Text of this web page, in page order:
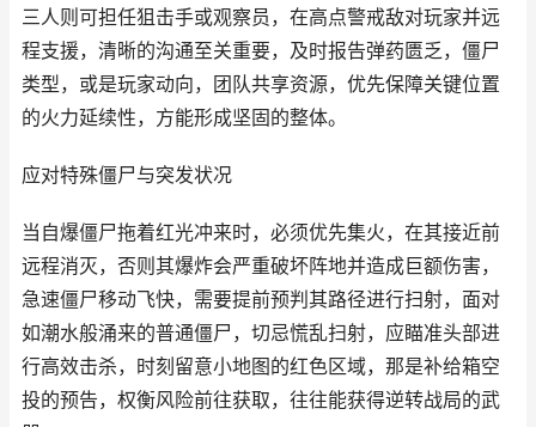
三人则可担任狙击手或观察员，在高点警戒敌对玩家并远
程支援，清晰的沟通至关重要，及时报告弹药匮乏，僵尸
类型，或是玩家动向，团队共享资源，优先保障关键位置
的火力延续性，方能形成坚固的整体。
应对特殊僵尸与突发状况
当自爆僵尸拖着红光冲来时，必须优先集火，在其接近前
远程消灭，否则其爆炸会严重破坏阵地并造成巨额伤害，
急速僵尸移动飞快，需要提前预判其路径进行扫射，面对
如潮水般涌来的普通僵尸，切忌慌乱扫射，应瞄准头部进
行高效击杀，时刻留意小地图的红色区域，那是补给箱空
投的预告，权衡风险前往获取，往往能获得逆转战局的武